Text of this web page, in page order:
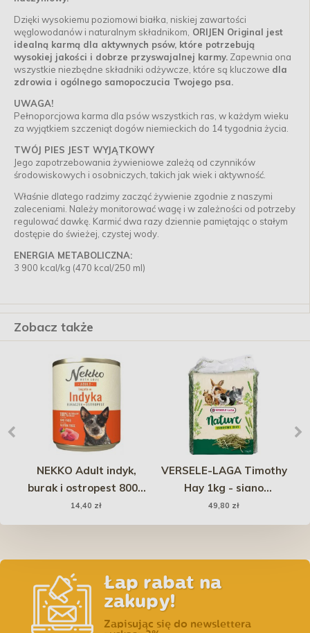
Dzięki wysokiemu poziomowi białka, niskiej zawartości
węglowodanów i naturalnym składnikom, ORIJEN Original jest
idealną karmą dla aktywnych psów, które potrzebują
wysokiej jakości i dobrze przyswajalnej karmy. Zapewnia ona
wszystkie niezbędne składniki odżywcze, które są kluczowe dla
zdrowia i ogólnego samopoczucia Twojego psa.
UWAGA!
Pełnoporcjowa karma dla psów wszystkich ras, w każdym wieku
za wyjątkiem szczeniąt dogów niemieckich do 14 tygodnia życia.
TWÓJ PIES JEST WYJĄTKOWY
Jego zapotrzebowania żywieniowe zależą od czynników
środowiskowych i osobniczych, takich jak wiek i aktywność.
Właśnie dlatego radzimy zacząć żywienie zgodnie z naszymi
zaleceniami. Należy monitorować wagę i w zależności od potrzeby
regulować dawkę. Karmić dwa razy dziennie pamiętając o stałym
dostępie do świeżej, czystej wody.
ENERGIA METABOLICZNA:
3 900 kcal/kg (470 kcal/250 ml)
Zobacz także
NEKKO Adult indyk,
burak i ostropest 800g
(puszka)
14,40 zł
VERSELE-LAGA Timothy
Hay 1kg - siano
tymotkowe
49,80 zł
Łap rabat na
zakupy!
Zapisując się do newslettera